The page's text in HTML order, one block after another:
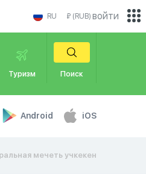
RU ₽ (RUB)
Туризм Поиск
Android iOS
войти
мечеть учкекен